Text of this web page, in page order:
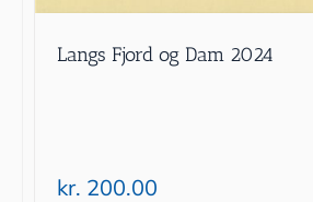
Langs Fjord og Dam 2024
kr. 200.00